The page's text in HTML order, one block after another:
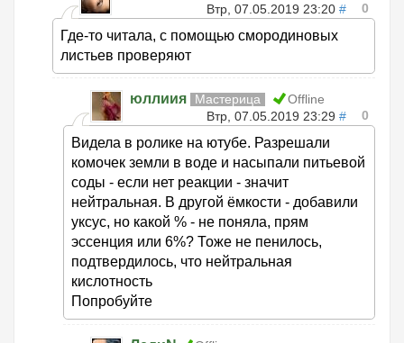
Втр, 07.05.2019 23:20 # 0
Где-то читала, с помощью смородиновых
листьев проверяют
юллиия Мастерица
Offline
Втр, 07.05.2019 23:29 # 0
Видела в ролике на ютубе. Разрешали
комочек земли в воде и насыпали питьевой
соды - если нет реакции - значит
нейтральная. В другой ёмкости - добавили
уксус, но какой % - не поняла, прям
эссенция или 6%? Тоже не пенилось,
подтвердилось, что нейтральная
кислотность
Попробуйте